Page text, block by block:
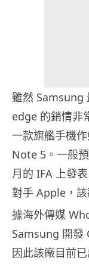
雖然 Samsung
edge 的銷情非
一款旗艦手機
Note 5。一般
月的 IFA 上發
對手 Apple，該
據海外傳媒
Samsung 開發
因此該廠目前